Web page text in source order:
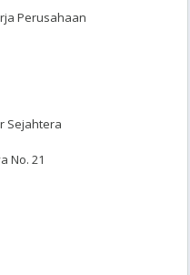
Perusahaan
21